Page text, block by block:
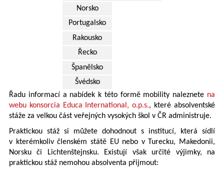
Norsko
Portugalsko
Rakousko
Řecko
Španělsko
Švédsko
Řadu informací a nabídek k této formě mobility naleznete na
webu konsorcia Educa International, o.p.s., které absolventské
stáže za velkou část veřejných vysokých škol v ČR administruje.
Praktickou stáž si můžete dohodnout s institucí, která sídlí
v kterémkoliv členském státě EU nebo v Turecku, Makedonii,
Norsku či Lichtenštejnsku. Existují však určité výjimky, na
praktickou stáž nemohou absolventa přijmout: